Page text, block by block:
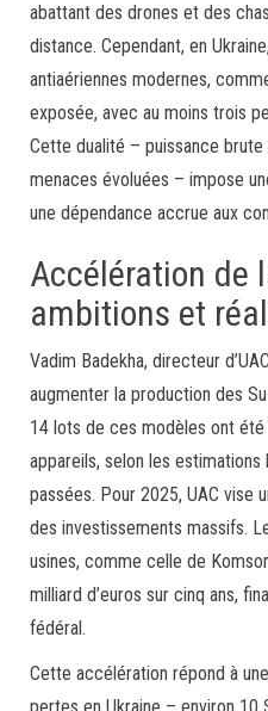
abattant des drones et des
distance. Cependant, en
antiaériennes modernes,
exposée, avec au moins trois
Cette dualité – puissance
menaces évoluées – impose
une dépendance accrue aux
Accélération de
ambitions et
Vadim Badekha, directeur
augmenter la production des
14 lots de ces modèles ont
appareils, selon les
passées. Pour 2025, UAC vise
des investissements massifs.
usines, comme celle de
milliard d’euros sur cinq ans,
fédéral.
Cette accélération répond à